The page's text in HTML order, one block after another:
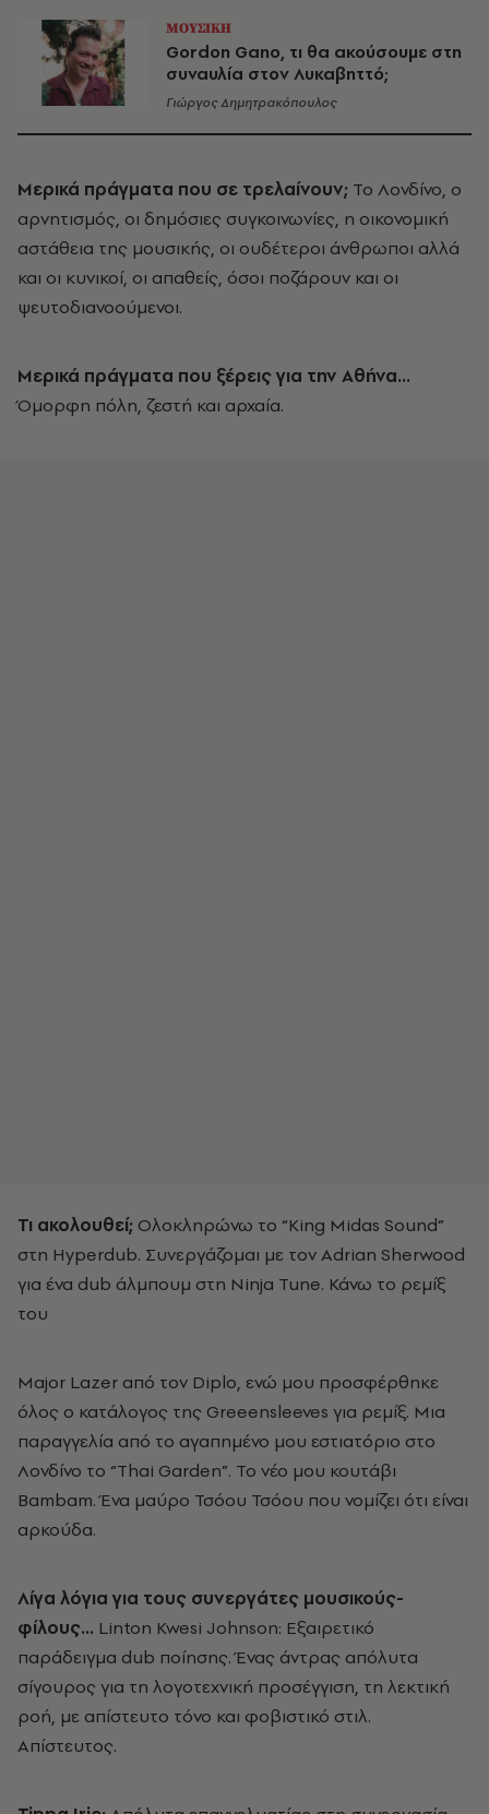
ΜΟΥΣΙΚΗ
Gordon Gano, τι θα ακούσουμε στη
συναυλία στον Λυκαβηττό;
Γιώργος Δημητρακόπουλος
Μερικά πράγματα που σε τρελαίνουν; To Λονδίνο, ο
αρνητισμός, οι δημόσιες συγκοινωνίες, η οικονομική
αστάθεια της μουσικής, οι ουδέτεροι άνθρωποι αλλά
και οι κυνικοί, οι απαθείς, όσοι ποζάρουν και οι
ψευτοδιανοούμενοι.
Μερικά πράγματα που ξέρεις για την Αθήνα…
Όμορφη πόλη, ζεστή και αρχαία.
Τι ακολουθεί; Oλοκληρώνω το “King Midas Sound”
στη Hyperdub. Συνεργάζομαι με τον Adrian Sherwood
για ένα dub άλμπουμ στη Ninja Tune. Κάνω το ρεμίξ
του
Major Lazer από τον Diplo, ενώ μου προσφέρθηκε
όλος ο κατάλογος της Greeensleeves για ρεμίξ. Μια
παραγγελία από το αγαπημένο μου εστιατόριο στο
Λονδίνο το “Thai Garden”. Το νέο μου κουτάβι
Bambam. Ένα μαύρο Τσόου Τσόου που νομίζει ότι είναι
αρκούδα.
Λίγα λόγια για τους συνεργάτες μουσικούς-
φίλους… Linton Kwesi Johnson: Εξαιρετικό
παράδειγμα dub ποίησης. Ένας άντρας απόλυτα
σίγουρος για τη λογοτεχνική προσέγγιση, τη λεκτική
ροή, με απίστευτο τόνο και φοβιστικό στιλ.
Απίστευτος.